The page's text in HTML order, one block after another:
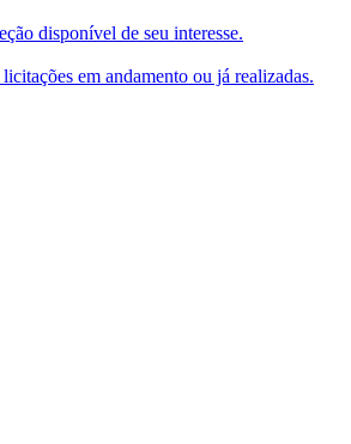
disponível de seu interesse.
em andamento ou já realizadas.